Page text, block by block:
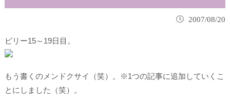
2007/08/20
ビリー15～19日目。
もう書くのメンドクサイ（笑）。※1つの記事に追加していくこ
とにしました（笑）。